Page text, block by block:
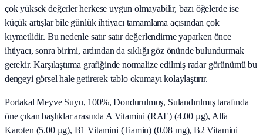
çok yüksek değerler herkese uygun olmayabilir, bazı öğelerde ise
küçük artışlar bile günlük ihtiyacı tamamlama açısından çok
kıymetlidir. Bu nedenle satır satır değerlendirme yaparken önce
ihtiyacı, sonra birimi, ardından da sıklığı göz önünde bulundurmak
gerekir. Karşılaştırma grafiğinde normalize edilmiş radar görünümü bu
dengeyi görsel hale getirerek tablo okumayı kolaylaştırır.
Portakal Meyve Suyu, 100%, Dondurulmuş, Sulandırılmış tarafında
öne çıkan başlıklar arasında A Vitamini (RAE) (4.00 µg), Alfa
Karoten (5.00 µg), B1 Vitamini (Tiamin) (0.08 mg), B2 Vitamini